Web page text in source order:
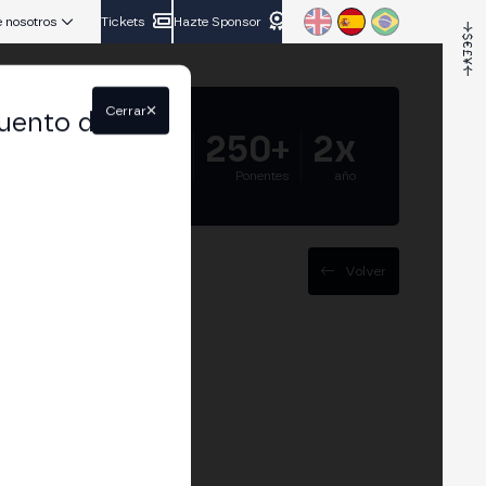
nosotros Tickets Hazte Sponsor
250+
Ponentes
2x
año
Volver
delCerrar